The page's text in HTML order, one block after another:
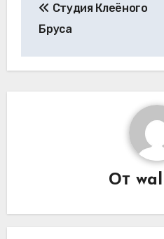
по
Студия Клеёного
Бруса
От